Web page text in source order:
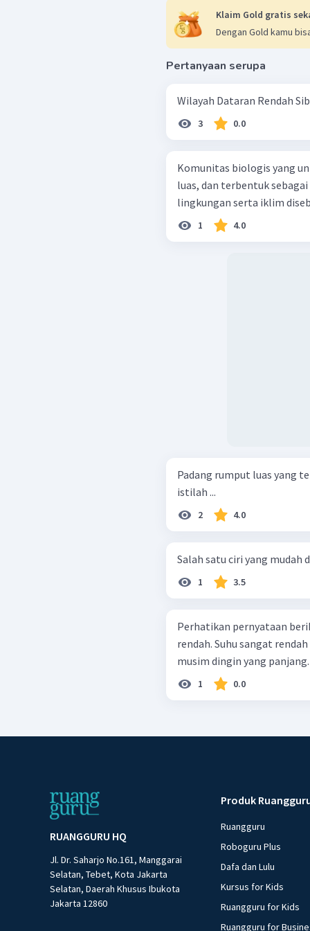
Klaim Gold gratis
Dengan Gold kamu
Pertanyaan serupa
Wilayah Dataran Rendah
3 0.0
Komunitas biologis yang
luas, dan terbentuk
lingkungan serta iklim
1 4.0
Padang rumput luas yang
istilah ...
2 4.0
Salah satu ciri yang
1 3.5
Perhatikan pernyataan berikut ini! Curah hujan
rendah. Suhu sangat rendah dan kecepatan angintinggi Memiliki
1 0.0
RUANGGURU HQ
Jl. Dr. Saharjo No.161, Manggarai
Selatan, Tebet, Kota Jakarta
Selatan, Daerah Khusus Ibukota
Jakarta 12860
Produk
Ruangguru
Roboguru Plus
Dafa dan Lulu
Kursus for Kids
Ruangguru for Kids
Ruangguru for